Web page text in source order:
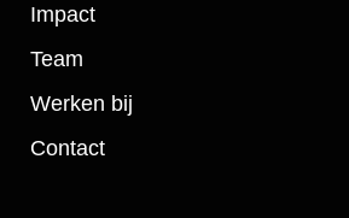
Impact
Team
Werken bij
Contact